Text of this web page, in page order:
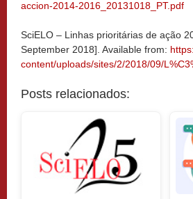
accion-2014-2016_20131018_PT.pdf
SciELO – Linhas prioritárias de ação
September 2018]. Available from:
content/uploads/sites/2/2018/09/
Posts relacionados: